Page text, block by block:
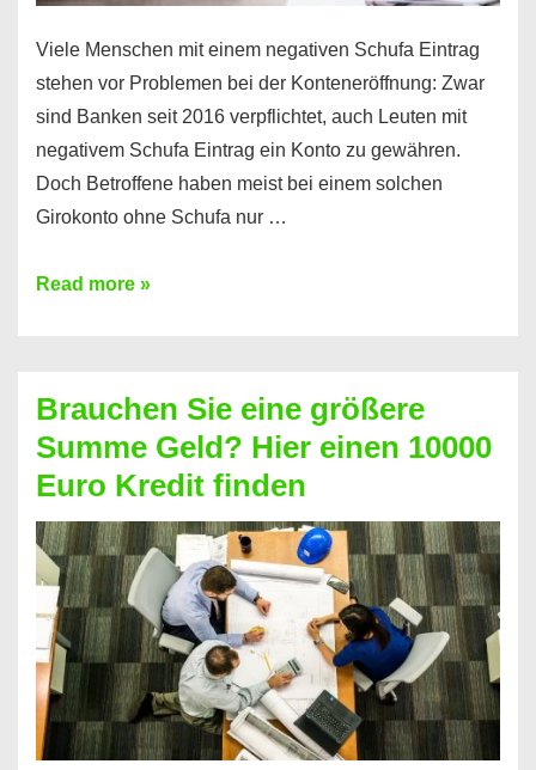
Viele Menschen mit einem negativen Schufa Eintrag
stehen vor Problemen bei der Konteneröffnung: Zwar
sind Banken seit 2016 verpflichtet, auch Leuten mit
negativem Schufa Eintrag ein Konto zu gewähren.
Doch Betroffene haben meist bei einem solchen
Girokonto ohne Schufa nur …
Günstiges
Geht
das
überhaupt?
Na
klar!
Read more »
Brauchen Sie eine größere
Summe Geld? Hier einen 10000
Euro Kredit finden